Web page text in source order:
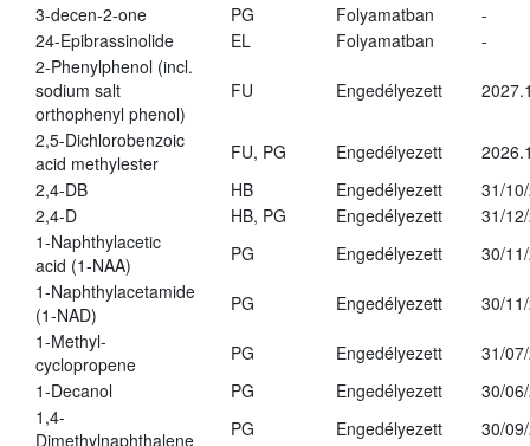
3-decen-2-one
PG Folyamatban
-
24-Epibrassinolide
EL Folyamatban
-
2-Phenylphenol (incl.
sodium salt
orthophenyl phenol)
FU Engedélyezett
2,5-Dichlorobenzoic
acid methylester
FU, PG Engedélyezett
2,4-DB
HB Engedélyezett
31/
2,4-D
HB, PG Engedélyezett
31/
1-Naphthylacetic
acid (1-NAA)
PG Engedélyezett
30/
1-Naphthylacetamide
(1-NAD)
PG Engedélyezett
30/
1-Methyl-
cyclopropene
PG Engedélyezett
31/
1-Decanol
PG Engedélyezett
30/
1,4-
Dimethylnaphthalene
PG Engedélyezett
30/